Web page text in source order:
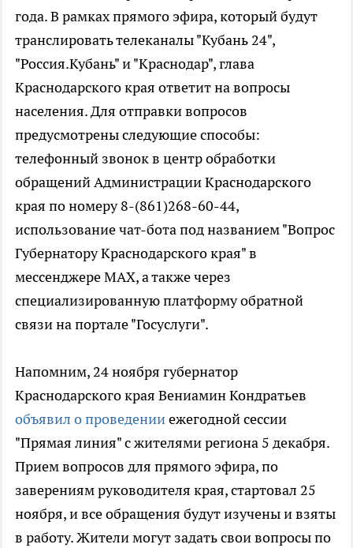
года. В рамках прямого эфира, который будут
транслировать телеканалы "Кубань 24",
"Россия.Кубань" и "Краснодар", глава
Краснодарского края ответит на вопросы
населения. Для отправки вопросов
предусмотрены следующие способы:
телефонный звонок в центр обработки
обращений Администрации Краснодарского
края по номеру 8-(861)268-60-44,
использование чат-бота под названием "Вопрос
Губернатору Краснодарского края" в
мессенджере MAX, а также через
специализированную платформу обратной
связи на портале "Госуслуги".
Напомним, 24 ноября губернатор
Краснодарского края Вениамин Кондратьев
объявил о проведенииежегодной сессии
"Прямая линия" с жителями региона 5 декабря.
Прием вопросов для прямого эфира, по
заверениям руководителя края, стартовал 25
ноября, и все обращения будут изучены и взяты
в работу. Жители могут задать свои вопросы по